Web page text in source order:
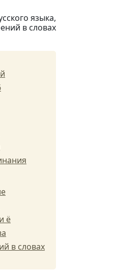
языка,
в словах
ё
в словах